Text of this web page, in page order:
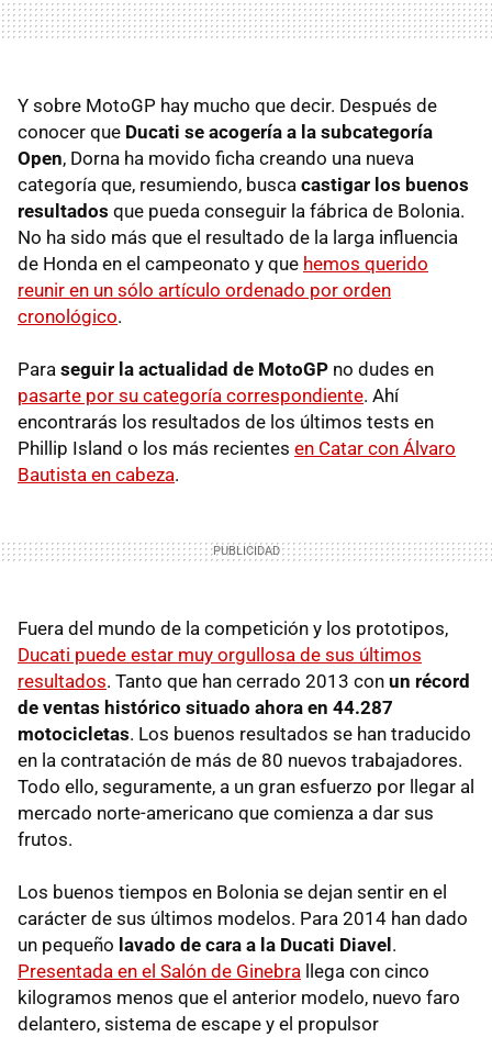
Y sobre MotoGP hay mucho que decir. Después de
conocer que Ducati se acogería a la subcategoría
Open, Dorna ha movido ficha creando una nueva
categoría que, resumiendo, busca castigar los buenos
resultados que pueda conseguir la fábrica de Bolonia.
No ha sido más que el resultado de la larga influencia
de Honda en el campeonato y que hemos querido
reunir en un sólo artículo ordenado por orden
cronológico.
Para seguir la actualidad de MotoGP no dudes en
pasarte por su categoría correspondiente. Ahí
encontrarás los resultados de los últimos tests en
Phillip Island o los más recientes en Catar con Álvaro
Bautista en cabeza.
Fuera del mundo de la competición y los prototipos,
Ducati puede estar muy orgullosa de sus últimos
resultados. Tanto que han cerrado 2013 con un récord
de ventas histórico situado ahora en 44.287
motocicletas. Los buenos resultados se han traducido
en la contratación de más de 80 nuevos trabajadores.
Todo ello, seguramente, a un gran esfuerzo por llegar al
mercado norte-americano que comienza a dar sus
frutos.
Los buenos tiempos en Bolonia se dejan sentir en el
carácter de sus últimos modelos. Para 2014 han dado
un pequeño lavado de cara a la Ducati Diavel.
Presentada en el Salón de Ginebra llega con cinco
kilogramos menos que el anterior modelo, nuevo faro
delantero, sistema de escape y el propulsor